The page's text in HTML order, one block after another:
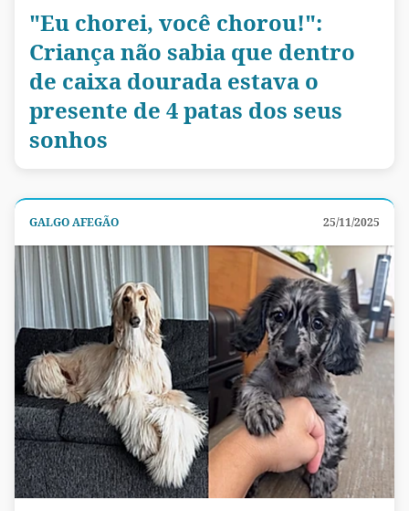
"Eu chorei, você chorou!":
Criança não sabia que dentro
de caixa dourada estava o
presente de 4 patas dos seus
sonhos
GALGO AFEGÃO 25/11/2025